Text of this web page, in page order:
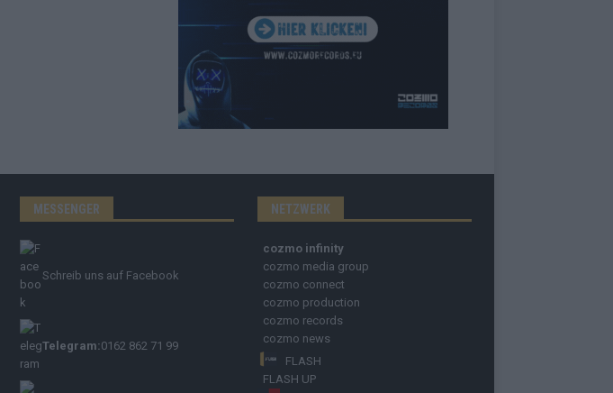
MESSENGER
Schreib uns auf Facebook
Telegram:0162 862 71 99
NETZWERK
cozmo infinity
cozmo media group
cozmo connect
cozmo production
cozmo records
cozmo news
FLASH
FLASH UP